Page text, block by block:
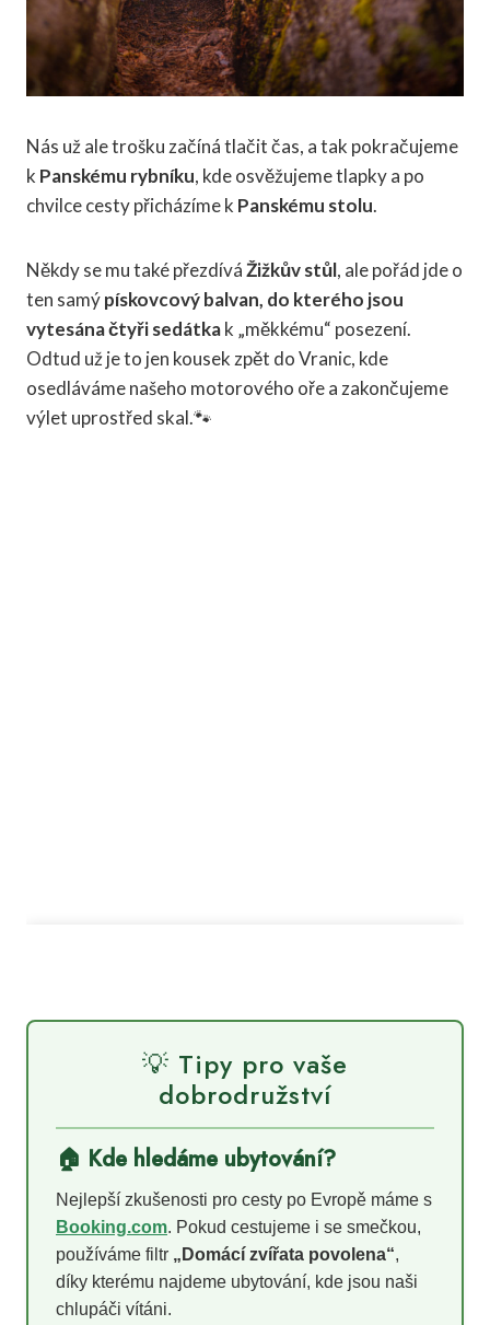
Nás už ale trošku začíná tlačit čas, a tak pokračujeme
k Panskému rybníku, kde osvěžujeme tlapky a po
chvilce cesty přicházíme k Panskému stolu.
Někdy se mu také přezdíváŽižkův stůl, ale pořád jde o
ten samýpískovcový balvan, do kterého jsou
vytesána čtyři sedátkak „měkkému“ posezení.
Odtud už je to jen kousek zpět do Vranic, kde
osedláváme našeho motorového oře a zakončujeme
výlet uprostřed skal.🐾
💡 Tipy pro vaše
dobrodružství
🏠 Kde hledáme ubytování?
Nejlepší zkušenosti pro cesty po Evropě máme s
Booking.com. Pokud cestujeme i se smečkou,
používáme filtr „Domácí zvířata povolena“,
díky kterému najdeme ubytování, kde jsou naši
chlupáči vítáni.